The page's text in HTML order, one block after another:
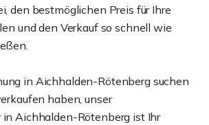
den bestmöglichen Preis für Ihre
und den Verkauf so schnell wie
in Aichhalden-Rötenberg suchen
haben, unser
Aichhalden-Rötenberg ist Ihr